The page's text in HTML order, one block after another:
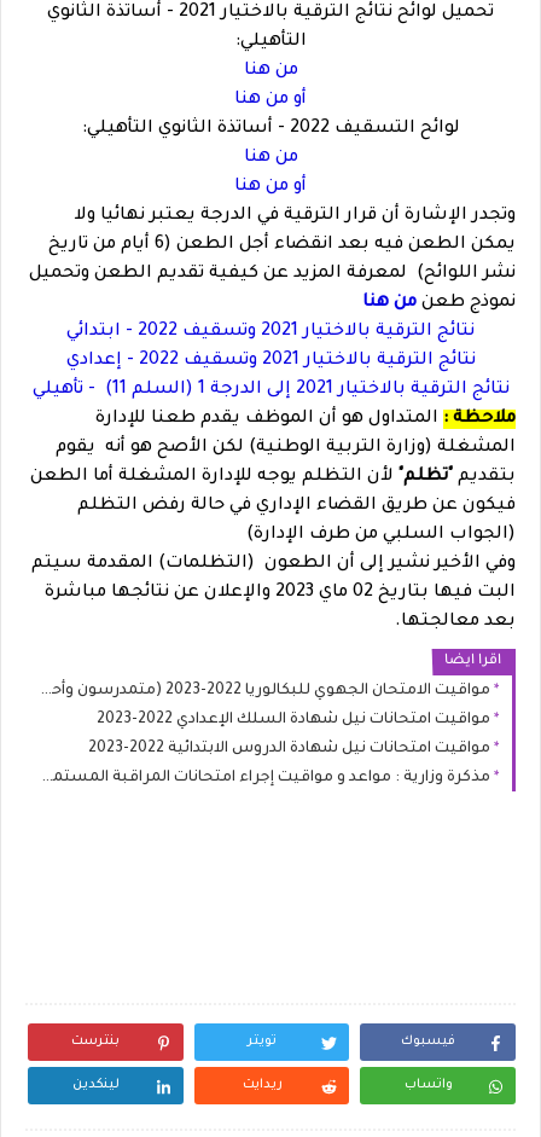
تحميل لوائح نتائج الترقية بالاختيار 2021 - أساتذة
الثانوي
التأهيلي:
من هنا
أو من هنا
لوائح التسقيف 2022 - أساتذة
الثانوي التأهيلي:
من هنا
أو من هنا
وتجدر الإشارة أن قرار الترقية في الدرجة يعتبر نهائيا ولا
يمكن الطعن فيه بعد انقضاء أجل الطعن (6 أيام من تاريخ
نشر اللوائح) لمعرفة المزيد عن كيفية تقديم الطعن وتحميل
نموذج طعن من هنا
نتائج الترقية بالاختيار 2021 وتسقيف 2022 - ابتدائي
نتائج الترقية بالاختيار 2021 وتسقيف 2022 - إعدادي
نتائج الترقية بالاختيار 2021 إلى الدرجة 1 (السلم 11) - تأهيلي
ملاحظة : المتداول هو أن الموظف يقدم طعنا للإدارة
المشغلة (وزارة التربية الوطنية) لكن الأصح هو أنه يقوم
بتقديم "تظلم"
لأن التظلم يوجه للإدارة المشغلة أما الطعن
فيكون عن طريق القضاء الإداري في حالة رفض التظلم
(الجواب السلبي من طرف الإدارة)
وفي الأخير نشير إلى أن الطعون (التظلمات) المقدمة سيتم
البت فيها بتاريخ 02 ماي 2023 والإعلان عن نتائجها مباشرة
بعد معالجتها.
اقرا ايضا
مواقيت الامتحان الجهوي للبكالوريا 2022-2023 (متمدرسون وأحرار)
مواقيت امتحانات نيل شهادة السلك الإعدادي 2022-2023
مواقيت امتحانات نيل شهادة الدروس الابتدائية 2022-2023
مذكرة وزارية : مواعد و مواقيت إجراء امتحانات المراقبة المستمرة و الامتحانات الاشهادية 2023
فيسبوك تويتر بنترست
واتساب ريدايت لينكدين